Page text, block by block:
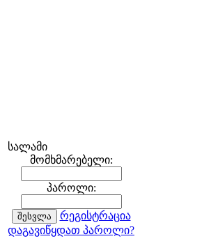
სალამი
მომხმარებელი:
პაროლი:
რეგისტრაცია
დაგავიწყდათ პაროლი?